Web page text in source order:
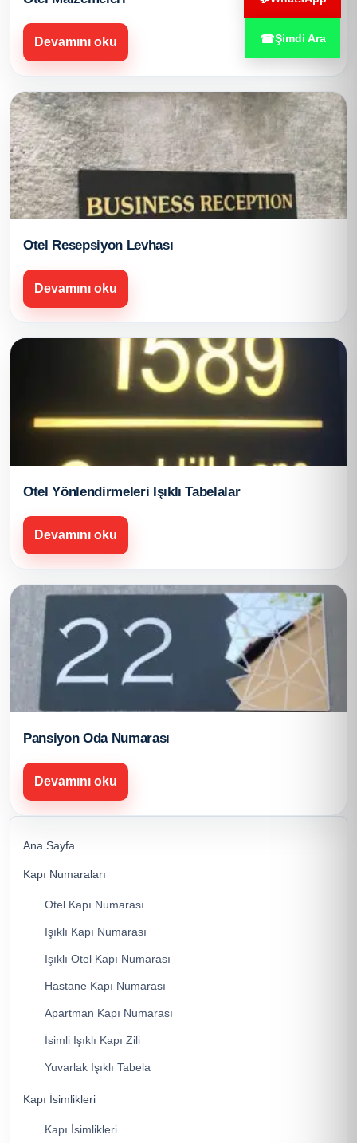
Ana Sayfa
Kapı Numaraları
Otel Kapı Numarası
Işıklı Kapı Numarası
Işıklı Otel Kapı Numarası
Hastane Kapı Numarası
Apartman Kapı Numarası
İsimli Işıklı Kapı Zili
Yuvarlak Işıklı Tabela
Kapı İsimlikleri
Kapı İsimlikleri
Devamını oku
Otel Resepsiyon Levhası
Devamını oku
Otel Yönlendirmeleri Işıklı Tabelalar
Devamını oku
Pansiyon Oda Numarası
Devamını oku
☎Şimdi Ara